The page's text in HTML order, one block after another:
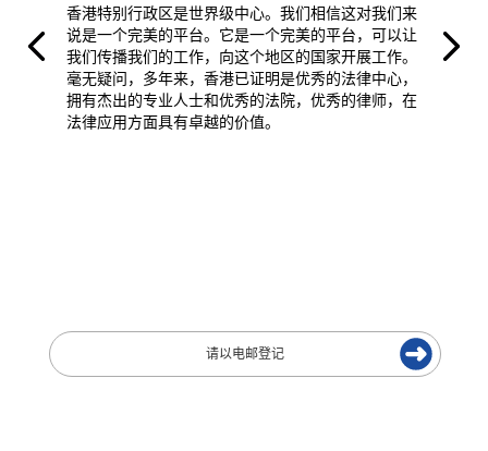
香港特别行政区是世界级中心。我们相信这对我们来
说是一个完美的平台。它是一个完美的平台，可以让
我们传播我们的工作，向这个地区的国家开展工作。
毫无疑问，多年来，香港已证明是优秀的法律中心，
拥有杰出的专业人士和优秀的法院，优秀的律师，在
法律应用方面具有卓越的价值。